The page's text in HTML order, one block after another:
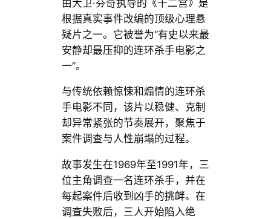
由大卫·芬奇执导的《十二宫》是
根据真实事件改编的顶级心理悬
疑片之一。它被誉为“有史以来最
安静却最压抑的连环杀手电影之
一”。
与传统依赖惊悚和煽情的连环杀
手电影不同，该片以稳健、克制
却异常紧张的节奏展开，聚焦于
案件调查与人性崩塌的过程。
故事发生在1969年至1991年，三
位主角调查一名连环杀手，并在
每起案件后收到凶手的挑衅。在
调查失败后，三人开始陷入绝